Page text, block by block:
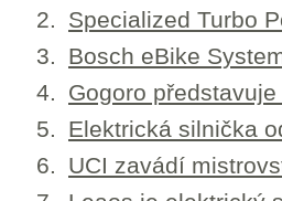
Specialized Turbo
Bosch eBike
Gogoro
Elektrická silnička
UCI zavádí